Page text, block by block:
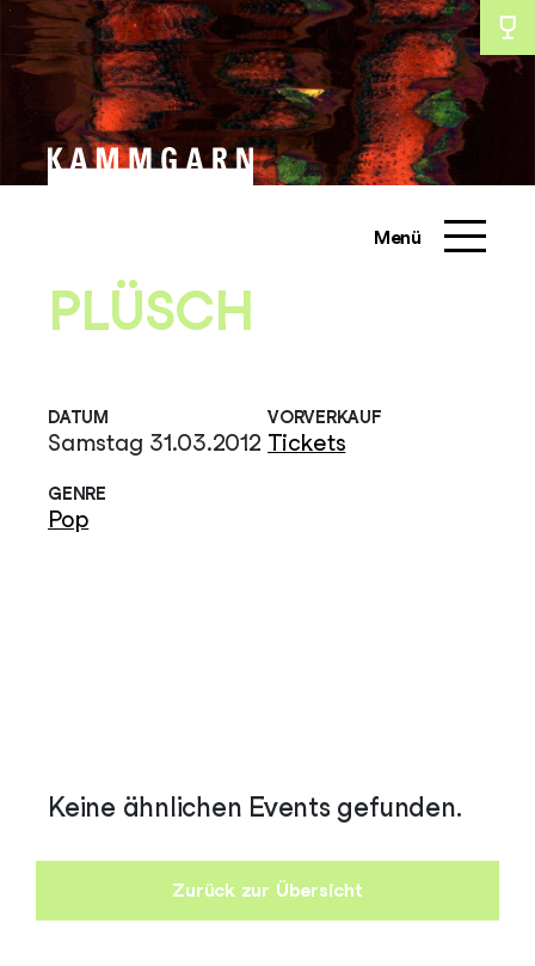
Zum
Inhalt
springen
schliessen
schliessen
Menü
PLÜSCH
DATUM
Samstag 31.03.2012
GENRE
Pop
VORVERKAUF
Tickets
Keine ähnlichen Events gefunden.
Zurück zur Übersicht